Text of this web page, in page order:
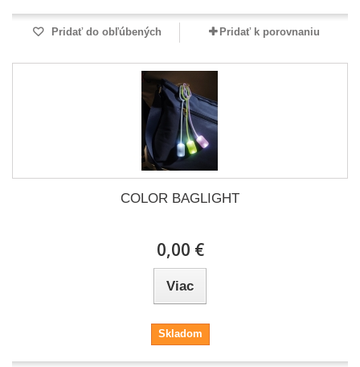
Pridať do obľúbených Pridať k porovnaniu
COLOR BAGLIGHT
0,00 €
Viac
Skladom